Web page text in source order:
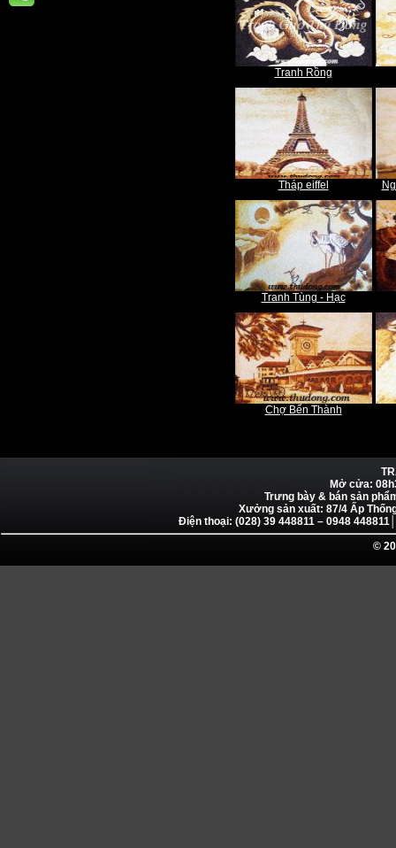
Tranh Rồng
Tháp eiffel
Tranh Tùng - Hạc
Chợ Bến Thành
Mở cửa:
Trưng bày & bán sản
Xưởng sản xuất: 87/4 Ấp
Điện thoại: (028) 39 448811 – 0948
©